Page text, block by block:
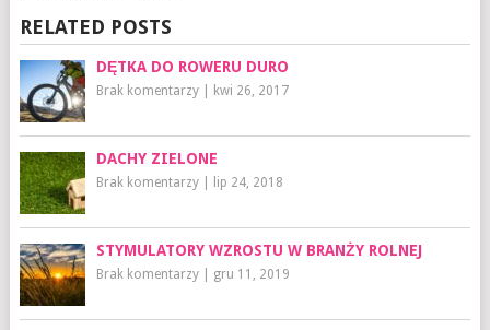
RELATED POSTS
DĘTKA DO ROWERU DURO
Brak komentarzy| kwi 26, 2017
DACHY ZIELONE
Brak komentarzy| lip 24, 2018
STYMULATORY WZROSTU W BRANŻY ROLNEJ
Brak komentarzy| gru 11, 2019